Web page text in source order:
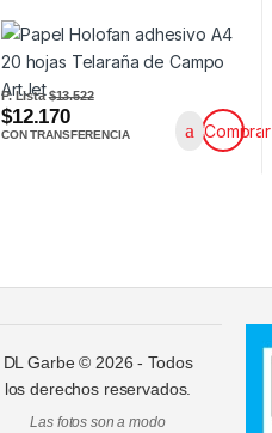
P. Lista$13.522
$12.170
CON TRANSFERENCIA Comprar
DL Garbe ©2026 - Todos
los derechos reservados.
Las fotos son a modo